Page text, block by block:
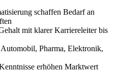
schaffen Bedarf an
mit klarer Karriereleiter bis
Pharma, Elektronik,
erhöhen Marktwert